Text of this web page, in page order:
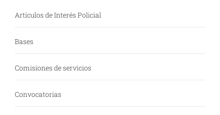
Artículos de Interés Policial
Bases
Comisiones de servicios
Convocatorias